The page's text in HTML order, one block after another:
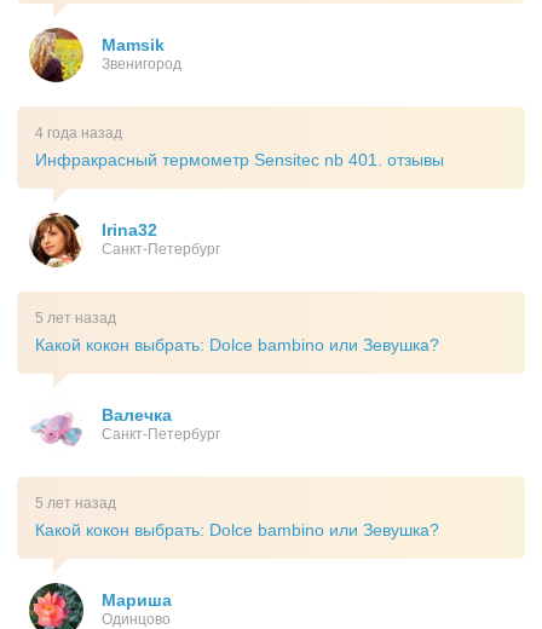
Mamsik
Звенигород
4 года назад
Инфракрасный термометр Sensitec nb 401. отзывы
Irina32
Санкт-Петербург
5 лет назад
Какой кокон выбрать: Dolce bambino или Зевушка?
Валечка
Санкт-Петербург
5 лет назад
Какой кокон выбрать: Dolce bambino или Зевушка?
Мариша
Одинцово